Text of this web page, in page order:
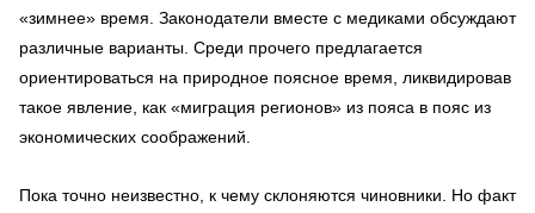
«зимнее» время. Законодатели вместе с медиками обсуждают
различные варианты. Среди прочего предлагается
ориентироваться на природное поясное время, ликвидировав
такое явление, как «миграция регионов» из пояса в пояс из
экономических соображений.
Пока точно неизвестно, к чему склоняются чиновники. Но факт